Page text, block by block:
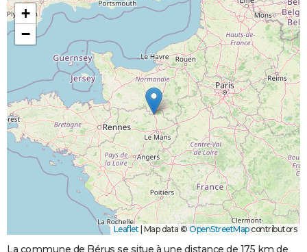
+
−
Leaflet Map data ©OpenStreetMapcontributors
La commune de Bérus se situe à une distance de 175 km de